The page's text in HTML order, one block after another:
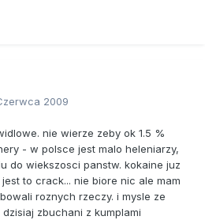
2009
nie wierze zeby ok 1.5 %
- w polsce jest malo heleniarzy,
do wiekszosci panstw. kokaine juz
to crack... nie biore nic ale mam
roznych rzeczy. i mysle ze
zbuchani z kumplami